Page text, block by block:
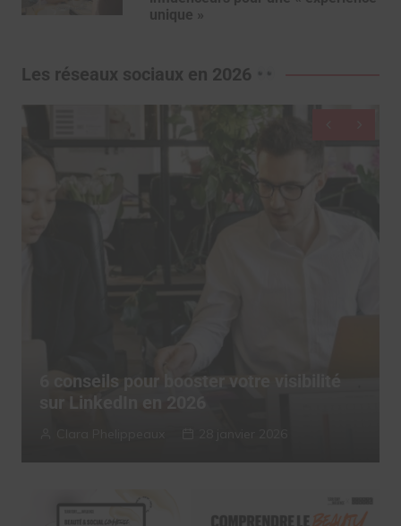
unique »
Les réseaux sociaux en 2026
publient sur les réseaux sociaux, depuis
2025